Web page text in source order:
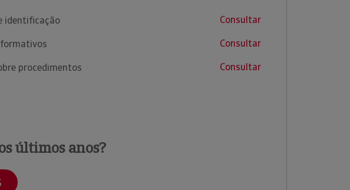
identificação
Consultar
Consultar
procedimentos
Consultar
últimos anos?